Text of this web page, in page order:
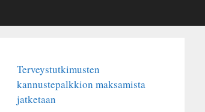
Terveystutkimusten
kannustepalkkion maksamista
jatketaan